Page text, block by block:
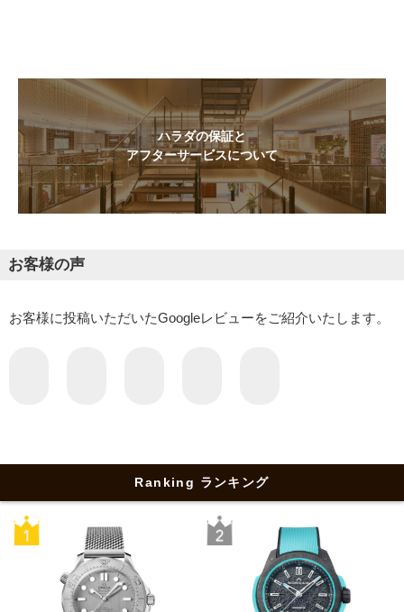
ハラダの保証と
アフターサービスについて
お客様の声
お客様に投稿いただいたGoogleレビューをご紹介いたします。
Ranking ランキング